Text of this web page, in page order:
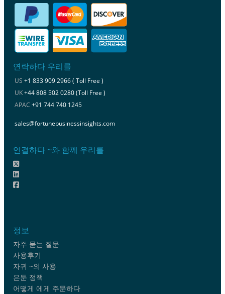
연락하다 우리를
US +1 833 909 2966 ( Toll Free )
UK+44 808 502 0280 (Toll Free )
APAC +91 744 740 1245
sales@fortunebusinessinsights.com
연결하다 ~와 함께 우리를
정보
자주 묻는 질문
사용후기
자귀 ~의 사용
은둔 정책
어떻게 에게 주문하다